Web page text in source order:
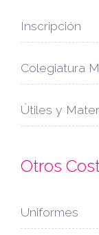
Inscripción
Colegiatura
Útiles y
Otros
Uniformes